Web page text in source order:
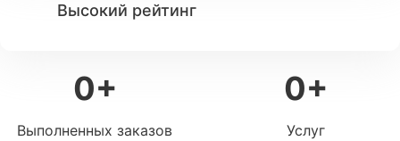
Высокий рейтинг
0+
Выполненных заказов
0+
Услуг